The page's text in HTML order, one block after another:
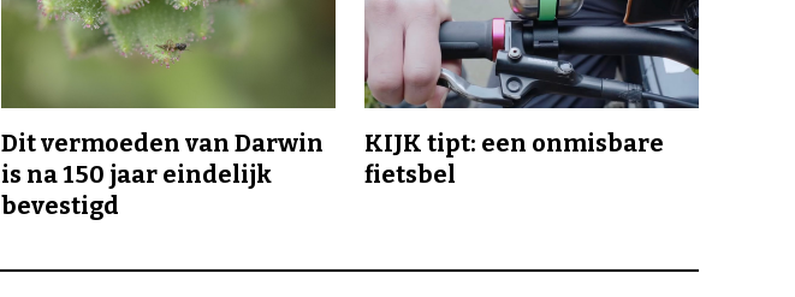
Dit vermoeden van Darwin
is na 150 jaar eindelijk
bevestigd
KIJK tipt: een onmisbare
fietsbel